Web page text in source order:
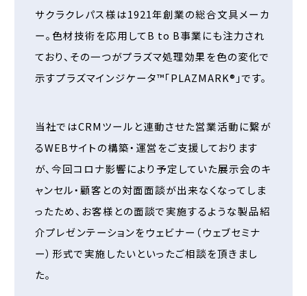
サクラクレパス様は1921年創業の総合文具メーカ
ー。色材技術を応用してB to B事業にも注力され
ており、その一つがプラズマ処理効果を色の変化で
示すプラズマインジケータ™「PLAZMARK®」です。
当社ではCRMツールと連動させた営業活動に繋が
るWEBサイトの構築・運営をご支援しております
が、今回コロナ影響により予定していた展示会のキ
ャンセル・顧客との対面面談が出来なくなってしま
ったため、お客様との面談で実施するような製品紹
介プレゼンテーションをウェビナー（ウェブセミナ
ー）形式で実施したいといったご相談を頂きまし
た。